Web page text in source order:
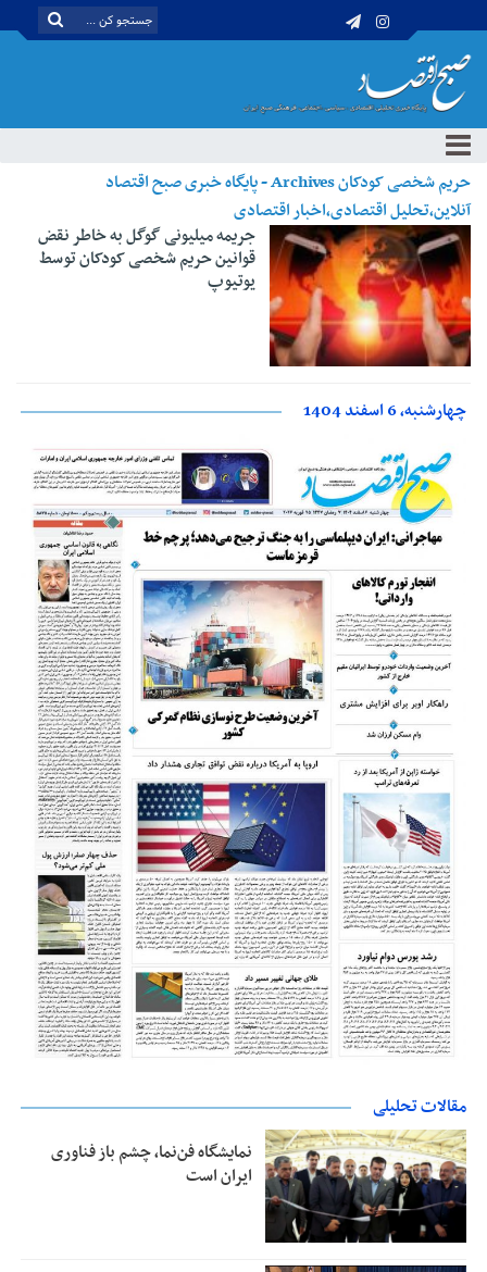
حریم شخصی کودکان Archives - پایگاه خبری صبح اقتصاد
آنلاین،تحلیل اقتصادی،اخبار اقتصادی
جریمه میلیونی گوگل به خاطر نقض
قوانین حریم شخصی کودکان توسط
یوتیوپ
چهارشنبه، 6 اسفند 1404
مقالات تحلیلی
نمایشگاه فن‌نما، چشم باز فناوری
ایران است